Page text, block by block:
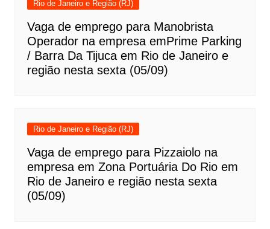
Rio de Janeiro e Região (RJ)
Vaga de emprego para Manobrista
Operador na empresa emPrime Parking
/ Barra Da Tijuca em Rio de Janeiro e
região nesta sexta (05/09)
Rio de Janeiro e Região (RJ)
Vaga de emprego para Pizzaiolo na
empresa em Zona Portuária Do Rio em
Rio de Janeiro e região nesta sexta
(05/09)